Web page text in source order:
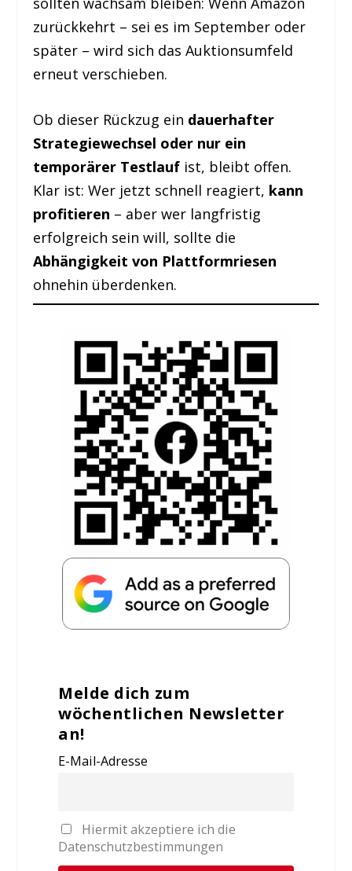
zurückkehrt – sei es im September oder
später – wird sich das Auktionsumfeld
erneut verschieben.
Ob dieser Rückzug ein dauerhafter
Strategiewechsel oder nur ein
temporärer Testlauf ist, bleibt offen.
Klar ist: Wer jetzt schnell reagiert, kann
profitieren – aber wer langfristig
erfolgreich sein will, sollte die
Abhängigkeit von Plattformriesen
ohnehin überdenken.
Melde dich zum
wöchentlichen Newsletter
an!
E-Mail-Adresse
Hiermit akzeptiere ich die
Datenschutzbestimmungen